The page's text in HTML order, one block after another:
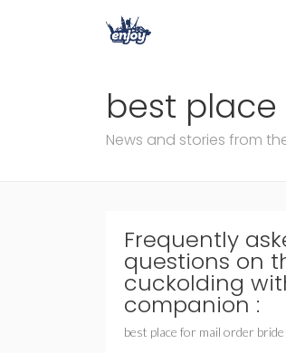
best
News and stories from
Frequently
questions on
cuckolding
companion :
best place for mail order bride